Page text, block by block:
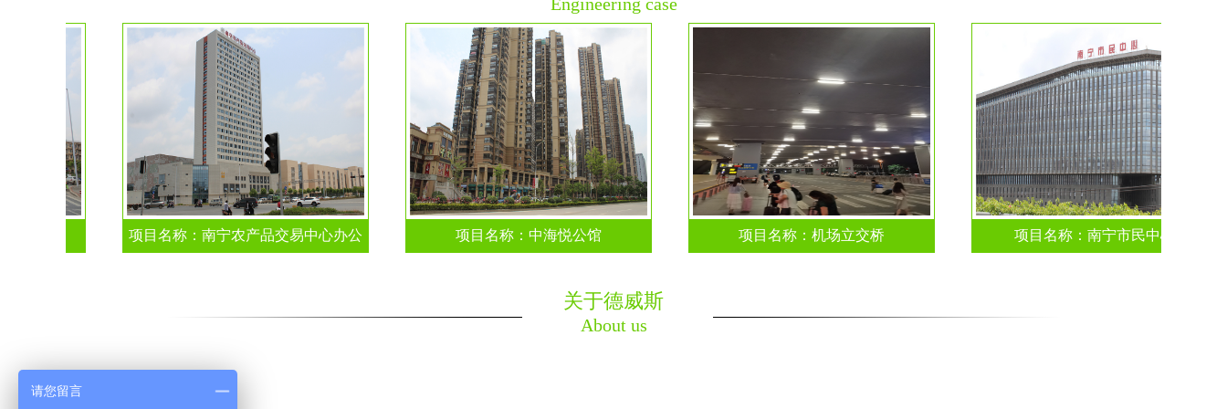
项目名称：南宁农产品交易中心办公 项目名称：中海悦公馆 项目名称：机场立交桥 项目名称：南宁市民中心
关于德威斯
About us
请您留言